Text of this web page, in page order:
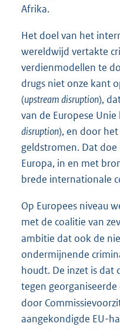
Afrika.
Het doel van het
wereldwijd vertakte
verdienmodellen te
drugs niet onze kant
(upstream disruption),
van de Europese
disruption), en door
geldstromen. Dat doe
Europa, in en met
brede internationale
Op Europees niveau
met de coalitie van
ambitie dat ook de
ondermijnende
houdt. De inzet is dat
tegen
door
aangekondigde EU-